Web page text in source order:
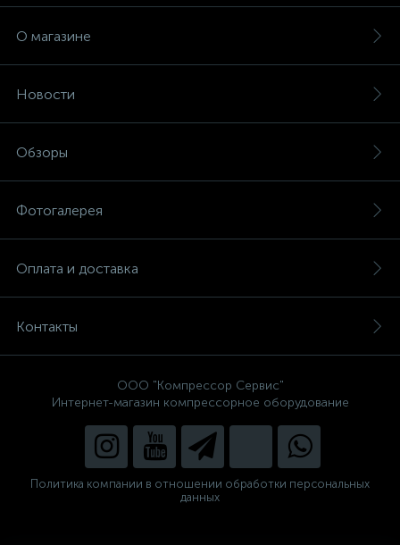
О магазине
Новости
Обзоры
Фотогалерея
Оплата и доставка
Контакты
ООО "Компрессор Сервис"
Интернет-магазин компрессорное оборудование
Политика компании в отношении обработки персональных
данных